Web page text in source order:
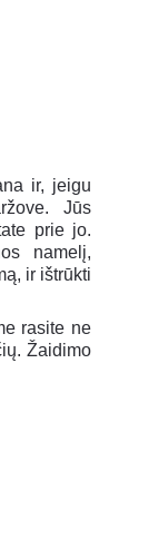
ir, jeigu
Jūs
prie jo.
namelį,
ir ištrūkti
rasite ne
Žaidimo